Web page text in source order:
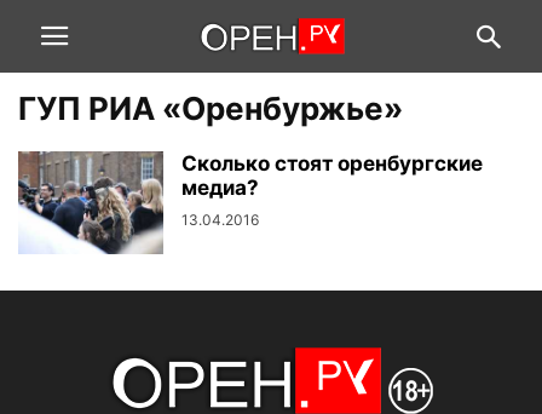
ГУП РИА «Оренбуржье»
Сколько стоят оренбургские
медиа?
13.04.2016